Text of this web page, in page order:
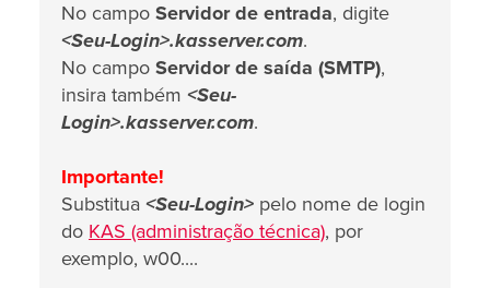
No campo Servidor de entrada, digite
<Seu-Login>.kasserver.com.
No campo Servidor de saída (SMTP),
insira também <Seu-
Login>.kasserver.com.
Importante!
Substitua <Seu-Login> pelo nome de login
do KAS (administração técnica), por
exemplo, w00....